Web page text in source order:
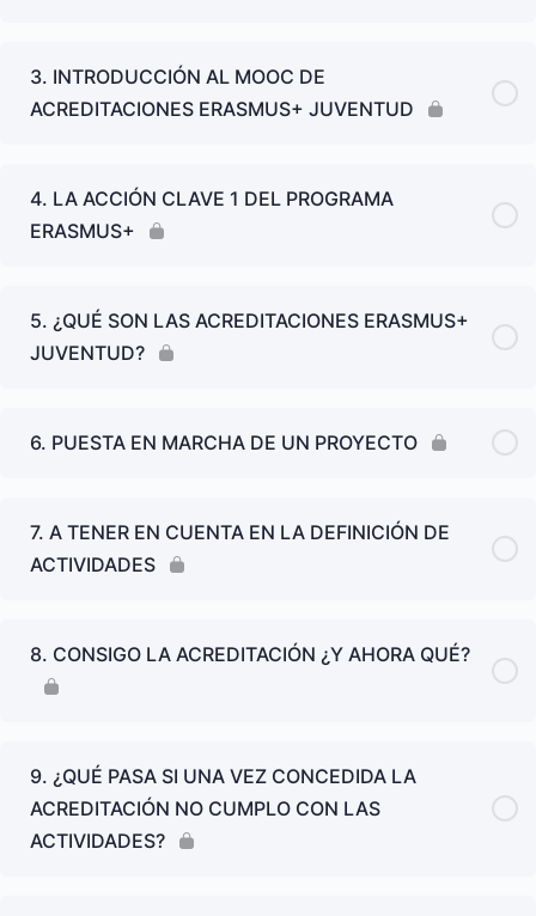
3. INTRODUCCIÓN AL MOOC DE
ACREDITACIONES ERASMUS+ JUVENTUD
4. LA ACCIÓN CLAVE 1 DEL PROGRAMA
ERASMUS+
5. ¿QUÉ SON LAS ACREDITACIONES ERASMUS+
JUVENTUD?
6. PUESTA EN MARCHA DE UN PROYECTO
7. A TENER EN CUENTA EN LA DEFINICIÓN DE
ACTIVIDADES
8. CONSIGO LA ACREDITACIÓN ¿Y AHORA QUÉ?
9. ¿QUÉ PASA SI UNA VEZ CONCEDIDA LA
ACREDITACIÓN NO CUMPLO CON LAS
ACTIVIDADES?